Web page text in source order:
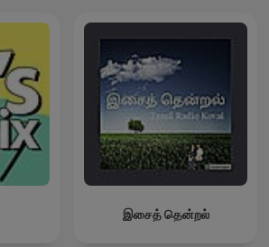
இசைத் தென்றல்